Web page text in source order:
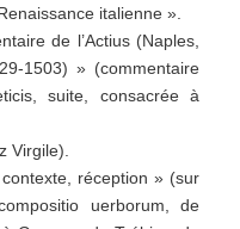
italienne ».
de l’Actius (Naples,
1503) » (commentaire
suite, consacrée à
Virgile).
réception » (sur
uerborum, de